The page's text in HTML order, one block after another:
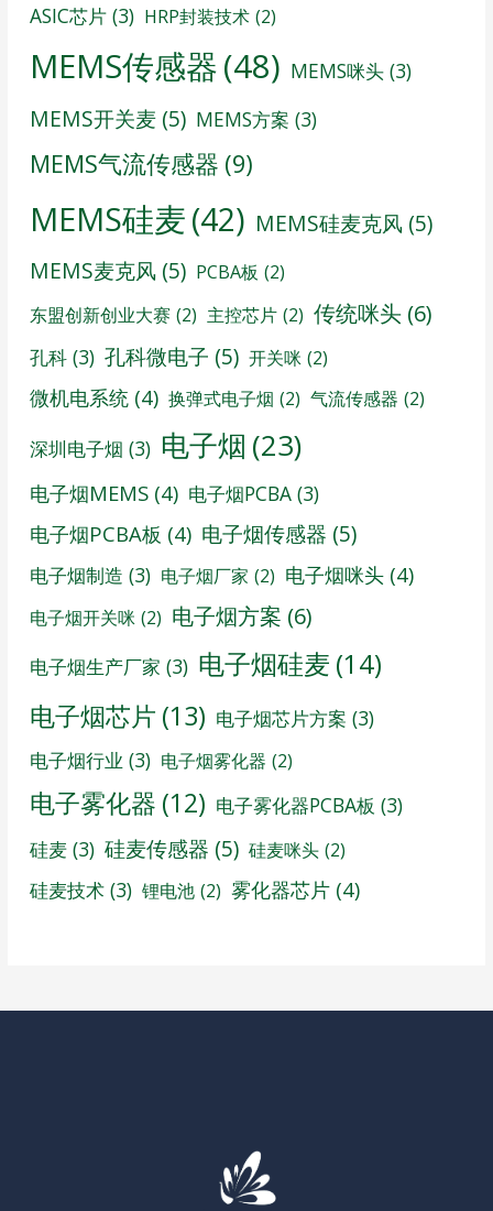
ASIC芯片 (3) HRP封装技术 (2)
MEMS传感器(48) MEMS咪头 (3)
MEMS开关麦 (5) MEMS方案 (3)
MEMS气流传感器 (9)
MEMS硅麦(42) MEMS硅麦克风 (5)
MEMS麦克风 (5) PCBA板 (2)
东盟创新创业大赛 (2) 主控芯片 (2) 传统咪头 (6)
孔科 (3) 孔科微电子 (5) 开关咪 (2)
微机电系统 (4) 换弹式电子烟 (2) 气流传感器 (2)
深圳电子烟 (3) 电子烟 (23)
电子烟MEMS (4) 电子烟PCBA (3)
电子烟PCBA板 (4) 电子烟传感器 (5)
电子烟制造 (3) 电子烟厂家 (2) 电子烟咪头 (4)
电子烟开关咪 (2) 电子烟方案 (6)
电子烟生产厂家 (3) 电子烟硅麦 (14)
电子烟芯片 (13) 电子烟芯片方案 (3)
电子烟行业 (3) 电子烟雾化器 (2)
电子雾化器 (12) 电子雾化器PCBA板 (3)
硅麦 (3) 硅麦传感器 (5) 硅麦咪头 (2)
硅麦技术 (3) 锂电池 (2) 雾化器芯片 (4)